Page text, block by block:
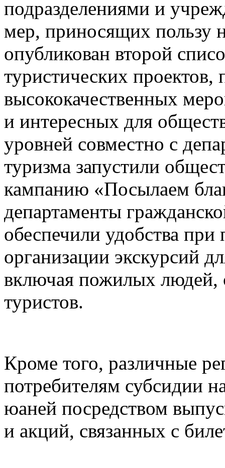
подразделениями и
мер, приносящих пользу
опубликован второй
туристических
высококачественных
и интересных для
уровней совместно с
туризма запустили
кампанию «Посылаем
департаменты
обеспечили удобства при
организации экскурсий
включая пожилых людей,
туристов.
Кроме того, различные
потребителям субсидии
юаней посредством
и акций, связанных с